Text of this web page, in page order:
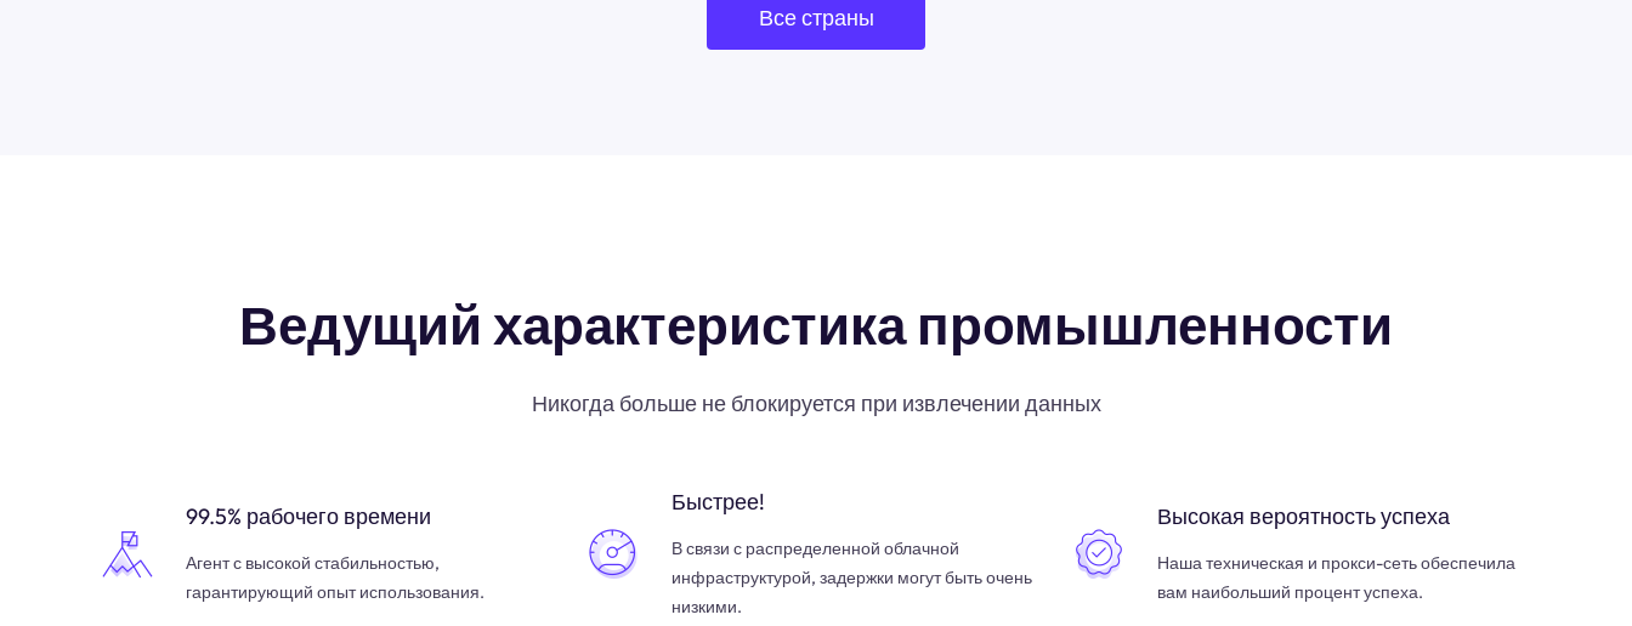
Все страны
Ведущий характеристика промышленности
Никогда больше не блокируется при извлечении данных
99.5% рабочего времени
Агент с высокой стабильностью,
гарантирующий опыт использования.
Быстрее!
В связи с распределенной облачной
инфраструктурой, задержки могут быть очень
низкими.
Высокая вероятность успеха
Наша техническая и прокси-сеть обеспечила
вам наибольший процент успеха.